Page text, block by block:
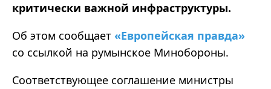
критически важной инфраструктуры.
Об этом сообщает «Европейская правда»
со ссылкой на румынское Минобороны.
Соответствующее соглашение министры